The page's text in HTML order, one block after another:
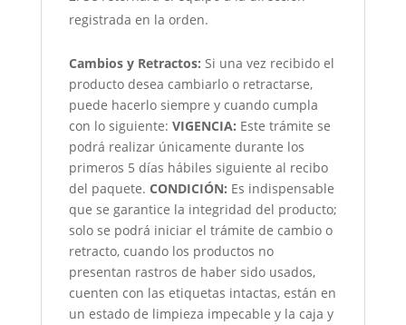
registrada en la orden.
Cambios y Retractos: Si una vez recibido el
producto desea cambiarlo o retractarse,
puede hacerlo siempre y cuando cumpla
con lo siguiente: VIGENCIA: Este trámite se
podrá realizar únicamente durante los
primeros 5 días hábiles siguiente al recibo
del paquete. CONDICIÓN: Es indispensable
que se garantice la integridad del producto;
solo se podrá iniciar el trámite de cambio o
retracto, cuando los productos no
presentan rastros de haber sido usados,
cuenten con las etiquetas intactas, están en
un estado de limpieza impecable y la caja y